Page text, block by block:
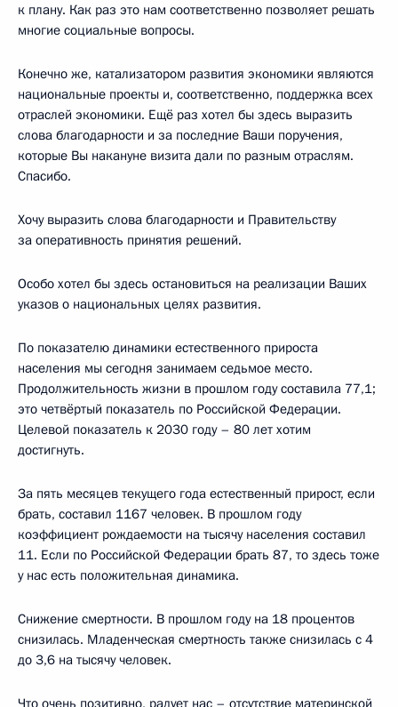
к плану. Как раз это нам соответственно позволяет решать
многие социальные вопросы.
Конечно же, катализатором развития экономики являются
национальные проекты и, соответственно, поддержка всех
отраслей экономики. Ещё раз хотел бы здесь выразить
слова благодарности и за последние Ваши поручения,
которые Вы накануне визита дали по разным отраслям.
Спасибо.
Хочу выразить слова благодарности и Правительству
за оперативность принятия решений.
Особо хотел бы здесь остановиться на реализации Ваших
указов о национальных целях развития.
По показателю динамики естественного прироста
населения мы сегодня занимаем седьмое место.
Продолжительность жизни в прошлом году составила 77,1;
это четвёртый показатель по Российской Федерации.
Целевой показатель к 2030 году – 80 лет хотим
достигнуть.
За пять месяцев текущего года естественный прирост, если
брать, составил 1167 человек. В прошлом году
коэффициент рождаемости на тысячу населения составил
11. Если по Российской Федерации брать 87, то здесь тоже
у нас есть положительная динамика.
Снижение смертности. В прошлом году на 18 процентов
снизилась. Младенческая смертность также снизилась с 4
до 3,6 на тысячу человек.